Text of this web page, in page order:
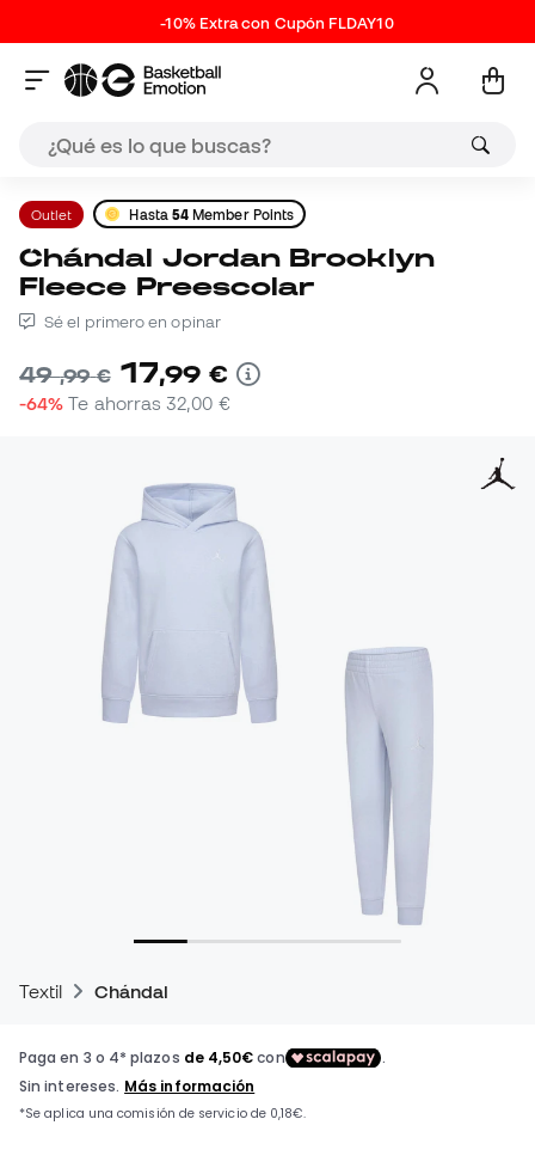
-10% Extra con Cupón FLDAY10
Outlet Hasta 54 Member Points
Chándal Jordan Brooklyn
Fleece Preescolar
Sé el primero en opinar
49,99 € 17,99 €
-64% Te ahorras32,00 €
Textil Chándal